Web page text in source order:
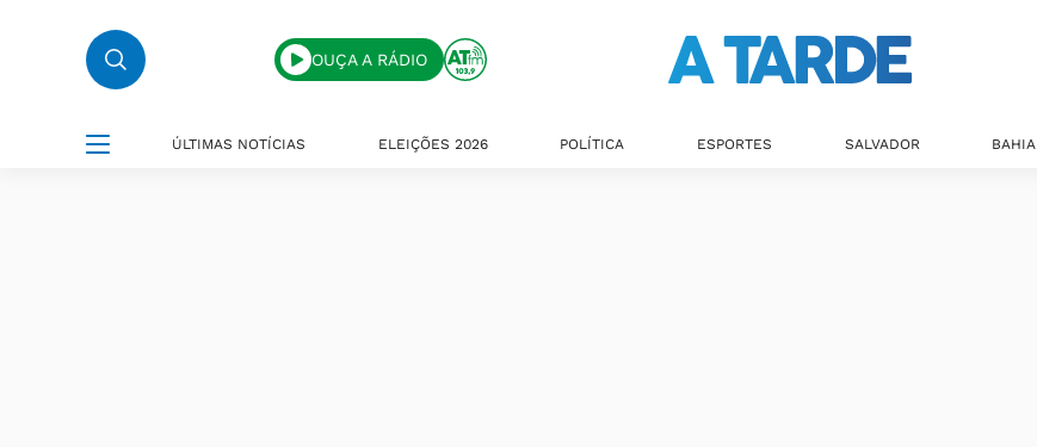
OUÇA A RÁDIO
ÚLTIMAS NOTÍCIAS ELEIÇÕES 2026 POLÍTICA ESPORTES SALVADOR BAHIA